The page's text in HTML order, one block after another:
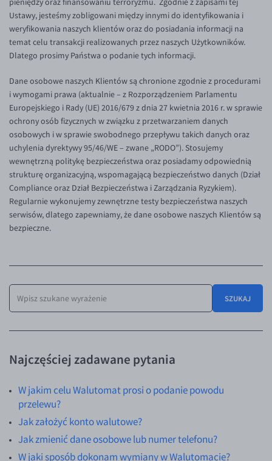
Inne pary walutowe
AUD/PLN
CNY/PLN
HKD/PLN
HUF/PLN
ILS/PLN
NZD/PLN
RON/PLN
SGD/PLN
EUR/GBP
EUR/CHF
EUR/DKK
EUR/NOK
EUR/SEK
EUR/AUD
Aplikacja mobilna
Bezpieczeństwo
Konto i opłaty
Wymiana walut
Banki i przelewy
Przelewy zagraniczne
Słowniczek
BLOG
Blog
KONTAKT
pieniędzy oraz finansowaniu terroryzmu. Zgodnie z zapisami tej
Ustawy, jesteśmy zobligowani między innymi do identyfikowania i
weryfikowania naszych klientów oraz do posiadania informacji na
temat celu transakcji realizowanych przez naszych Użytkowników.
Dlatego prosimy Państwa o podanie tych informacji.
Dane osobowe naszych Klientów są chronione zgodnie z procedurami
i wymogami prawa (aktualnie – z Rozporządzeniem Parlamentu
Europejskiego i Rady (UE) 2016/679 z dnia 27 kwietnia 2016 r. w sprawie
ochrony osób fizycznych w związku z przetwarzaniem danych
osobowych i w sprawie swobodnego przepływu takich danych oraz
uchylenia dyrektywy 95/46/WE – zwane „RODO”). Stosujemy
wewnętrzną politykę bezpieczeństwa oraz posiadamy odpowiednią
strukturę organizacyjną, wspomagającą bezpieczeństwo danych (Dział
Compliance oraz Dział Bezpieczeństwa i Zarządzania Ryzykiem).
Regularnie wykonujemy zewnętrzne testy bezpieczeństwa naszych
serwisów, dlatego zapewniamy, że dane osobowe naszych Klientów są
bezpieczne.
SZUKAJ
Najczęściej zadawane pytania
W jakim celu Walutomat prosi o podanie powodu
przelewu?
Jak założyć konto walutowe?
Jak zmienić dane osobowe lub numer telefonu?
W jaki sposób dokonam wymiany w Walutomacie?